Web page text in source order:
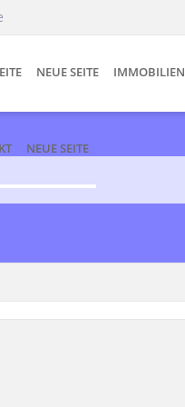
NEUE SEITE IMMOBILIEN
NEUE SEITE